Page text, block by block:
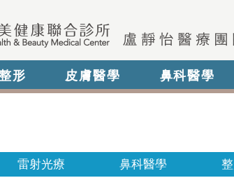
形 皮膚醫學 鼻科醫學
雷射光療 鼻科醫學